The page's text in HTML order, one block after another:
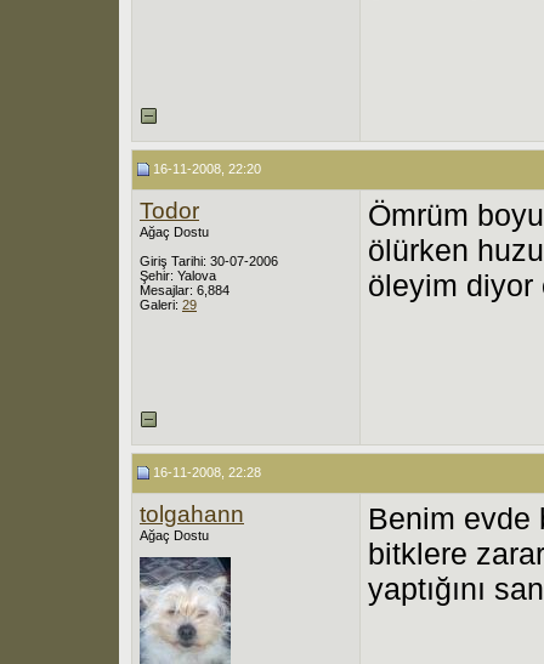
16-11-2008, 22:20
Todor
Ağaç Dostu
Giriş Tarihi: 30-07-2006
Şehir: Yalova
Mesajlar: 6,884
Galeri: 29
Ömrüm
ölürken
öleyim diyor
16-11-2008, 22:28
tolgahann
Ağaç Dostu
Benim evde
bitklere
yaptığını